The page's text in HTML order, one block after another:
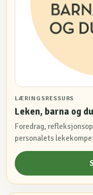
LÆRINGSRESSURS
Leken, barna og du
Foredrag,
personalets